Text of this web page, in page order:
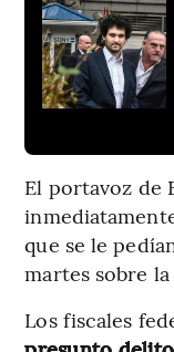
El portavoz de
que se le
martes sobre
Los fiscales